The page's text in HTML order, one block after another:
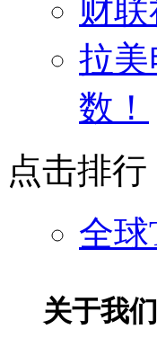
财
拉美
数！
点击排行
全
关于我们